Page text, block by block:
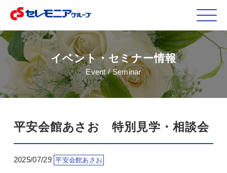
イベント・セミナー情報
Event / Seminar
平安会館あさお 特別見学・相談会
2025/07/29 平安会館あさお